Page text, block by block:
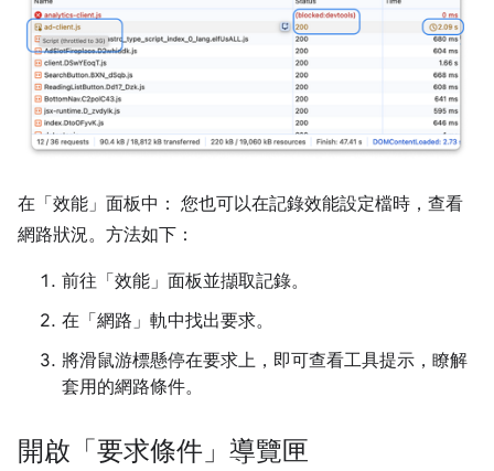
在「效能」面板中： 您也可以在記錄效能設定檔時，查看
網路狀況。方法如下：
前往「效能」 面板並擷取記錄。
在「網路」軌中找出要求。
將滑鼠游標懸停在要求上，即可查看工具提示，瞭解
套用的網路條件。
開啟「要求條件」導覽匣